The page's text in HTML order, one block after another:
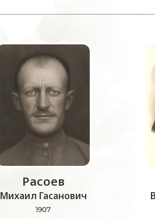
Расоев
Михаил Гасанович
1907